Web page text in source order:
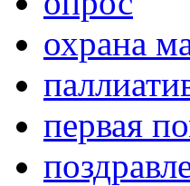
охрана
первая